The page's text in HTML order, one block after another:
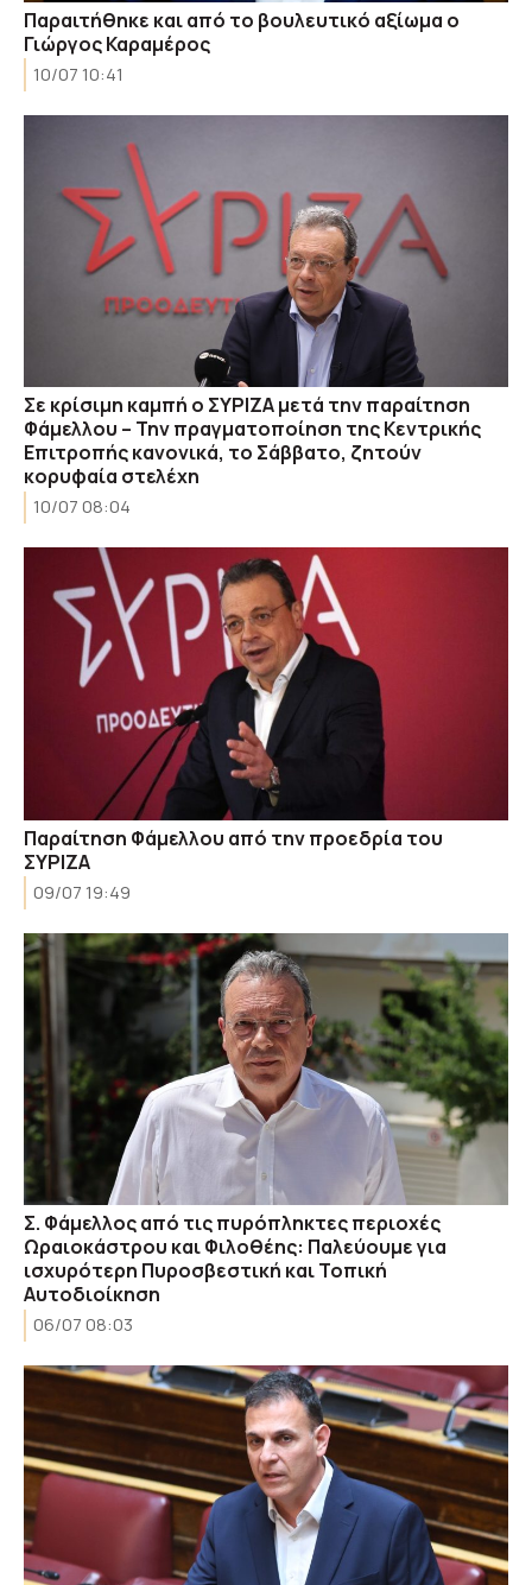
Παραιτήθηκε και από το βουλευτικό αξίωμα ο
Γιώργος Καραμέρος
10/07 10:41
Σε κρίσιμη καμπή ο ΣΥΡΙΖΑ μετά την παραίτηση
Φάμελλου – Την πραγματοποίηση της Κεντρικής
Επιτροπής κανονικά, το Σάββατο, ζητούν
κορυφαία στελέχη
10/07 08:04
Παραίτηση Φάμελλου από την προεδρία του
ΣΥΡΙΖΑ
09/07 19:49
Σ. Φάμελλος από τις πυρόπληκτες περιοχές
Ωραιοκάστρου και Φιλοθέης: Παλεύουμε για
ισχυρότερη Πυροσβεστική και Τοπική
Αυτοδιοίκηση
06/07 08:03